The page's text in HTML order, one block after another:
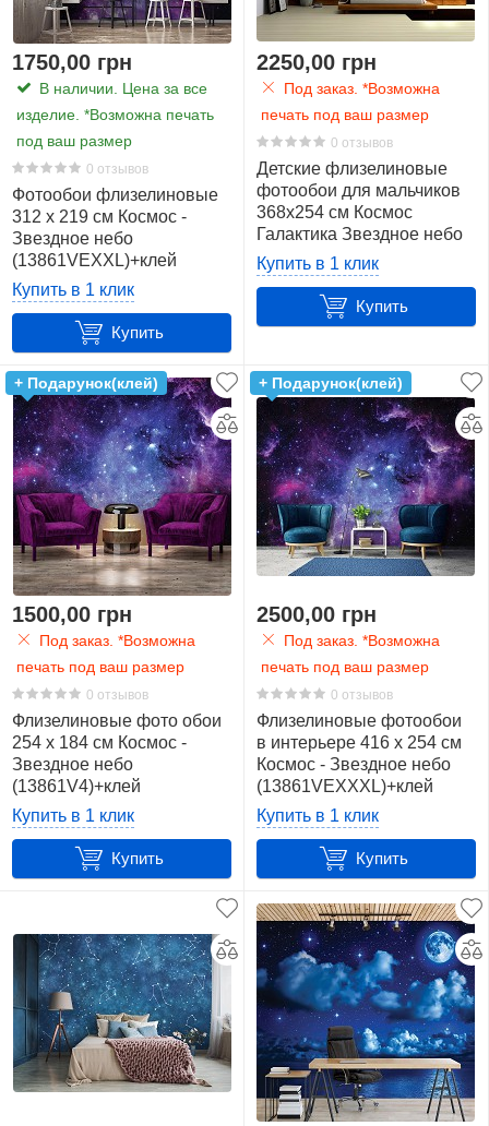
м2)
19
Производитель
Показать
Consalnet
(Польша)
Материал
Плотная
бумага
(BlueBack)
1
Флизелин
(Vlies)
135
Рисунок
Балкон
Вид
36
Вселенная
Детские
13
1750,00 грн
В наличии. Цена за все
изделие. *Возможна печать
под ваш размер
0 отзывов
Фотообои флизелиновые
312 x 219 см Космос -
Звездное небо
(13861VEXXL)+клей
Купить в 1 клик
Купить
2250,00 грн
Под заказ. *Возможна
печать под ваш размер
0 отзывов
Детские флизелиновые
фотообои для мальчиков
368x254 см Космос
Галактика Звездное небо
(177V8)+клей
Купить в 1 клик
Купить
+ Подарунок(клей)
1500,00 грн
Под заказ. *Возможна
печать под ваш размер
0 отзывов
Флизелиновые фото обои
254 x 184 см Космос -
Звездное небо
(13861V4)+клей
Купить в 1 клик
Купить
+ Подарунок(клей)
2500,00 грн
Под заказ. *Возможна
печать под ваш размер
0 отзывов
Флизелиновые фотообои
в интерьере 416 x 254 см
Космос - Звездное небо
(13861VEXXXL)+клей
Купить в 1 клик
Купить